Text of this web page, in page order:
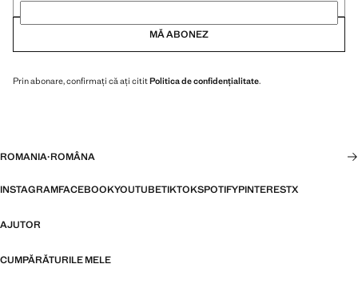
MĂ ABONEZ
Prin abonare, confirmați că ați cititPolitica de confidențialitate.
ROMANIA·ROMÂNA
INSTAGRAMFACEBOOKYOUTUBETIKTOKSPOTIFYPINTERESTX
AJUTOR
CUMPĂRĂTURILE MELE